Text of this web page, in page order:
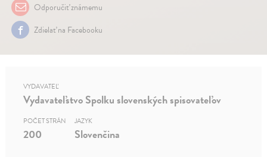
Odporučiť známemu
Zdielať na Facebooku
VYDAVATEĽ
Vydavateľstvo Spolku slovenských spisovateľov
POČET STRÁN
200
JAZYK
Slovenčina